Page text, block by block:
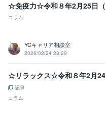
☆免疫力☆令和８年2月25日
コラム
YCキャリア相談室
2026/02/24 23:29
☆リラックス☆令和８年2月
記事
コラム